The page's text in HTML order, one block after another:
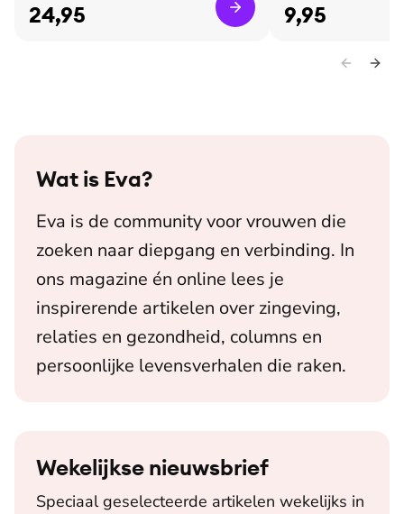
24,95 9,95
Wat is Eva?
Eva is de community voor vrouwen die
zoeken naar diepgang en verbinding. In
ons magazine én online lees je
inspirerende artikelen over zingeving,
relaties en gezondheid, columns en
persoonlijke levensverhalen die raken.
Wekelijkse nieuwsbrief
Speciaal geselecteerde artikelen wekelijks in